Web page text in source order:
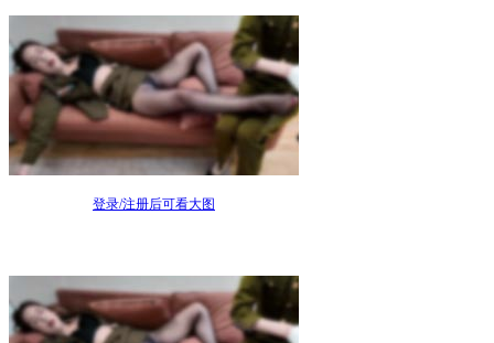
登录/注册后可看大图